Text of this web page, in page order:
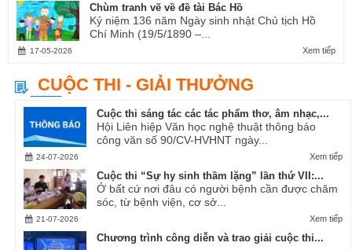
Chùm tranh vẽ về đề tài Bác Hồ
Kỷ niệm 136 năm Ngày sinh nhật Chủ tịch Hồ
Chí Minh (19/5/1890 –...
Xem tiếp
17-05-2026
CUỘC THI - GIẢI THƯỞNG
Cuộc thi sáng tác các tác phẩm thơ, âm nhạc,...
Hội Liên hiệp Văn học nghệ thuật thông báo
công văn số 90/CV-HVHNT ngày...
Xem tiếp
24-07-2026
Cuộc thi “Sự hy sinh thầm lặng” lần thứ VII:...
Ở bất cứ nơi đâu có người bệnh cần được chăm
sóc, từ bệnh viện, cơ sở...
Xem tiếp
21-07-2026
Chương trình công diễn và trao giải cuộc thi...